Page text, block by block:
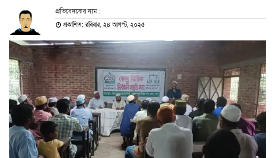
প্রতিবেদকের নাম :
প্রকাশিত: রবিবার, ২৪ আগস্ট, ২০২৫